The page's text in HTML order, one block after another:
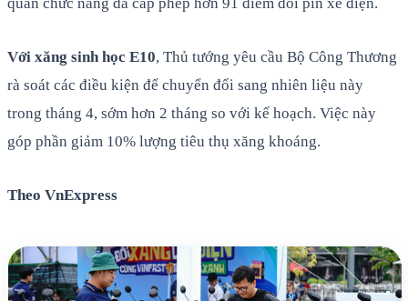
Với xăng sinh học E10, Thủ tướng yêu cầu Bộ Công Thương
rà soát các điều kiện để chuyển đổi sang nhiên liệu này
trong tháng 4, sớm hơn 2 tháng so với kế hoạch. Việc này
góp phần giảm 10% lượng tiêu thụ xăng khoáng.
Theo VnExpress